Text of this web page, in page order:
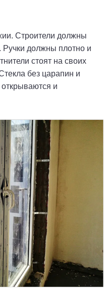
Строители должны
Ручки должны плотно и
стоят на своих
без царапин и
и